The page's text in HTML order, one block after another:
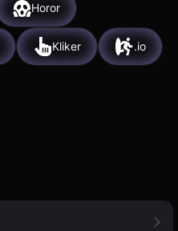
Horor
Kliker .io